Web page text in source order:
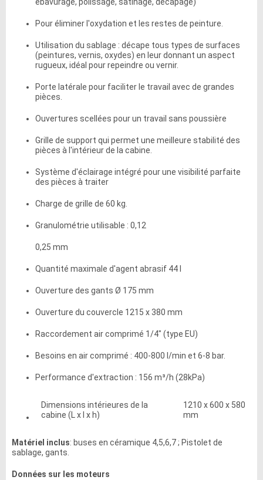
ébavurage, polissage, satinage, décapage)
Pour éliminer l'oxydation et les restes de peinture.
Utilisation du sablage : décape tous types de surfaces
(peintures, vernis, oxydes) en leur donnant un aspect
rugueux, idéal pour repeindre ou vernir.
Porte latérale pour faciliter le travail avec de grandes
pièces.
Ouvertures scellées pour un travail sans poussière
Grille de support qui permet une meilleure stabilité des
pièces à l'intérieur de la cabine.
Système d'éclairage intégré pour une visibilité parfaite
des pièces à traiter
Charge de grille de 60 kg.
Granulométrie utilisable : 0,12
0,25 mm
Quantité maximale d'agent abrasif 44 l
Ouverture des gants Ø 175 mm
Ouverture du couvercle 1215 x 380 mm
Raccordement air comprimé 1/4" (type EU)
Besoins en air comprimé : 400-800 l/min et 6-8 bar.
Performance d'extraction : 156 m³/h (28kPa)
Dimensions intérieures de la
cabine (L x l x h)
1210 x 600 x 580
mm
Matériel inclus: buses en céramique 4,5,6,7 ; Pistolet de
sablage, gants.
Données sur les moteurs